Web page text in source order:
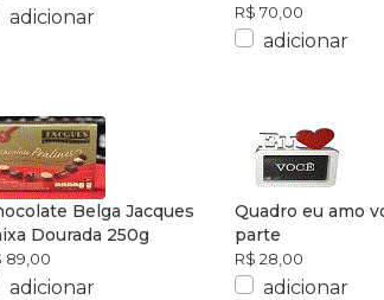
adicionar R$ 70,00
adicionar
Belga Jacques
Dourada 250g
89,00
adicionar
Quadro eu amo
parte
R$ 28,00
adicionar